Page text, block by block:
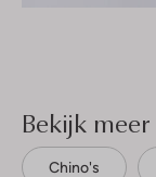
Bekijk meer
Chino's